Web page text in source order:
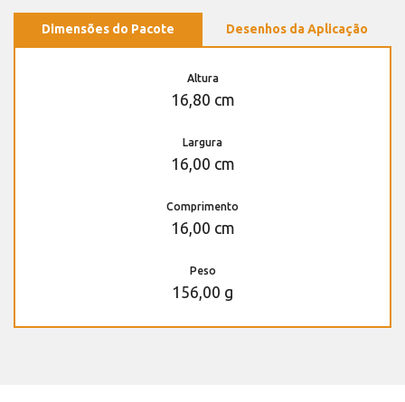
Dimensões do Pacote Desenhos da Aplicação
Altura
16,80 cm
Largura
16,00 cm
Comprimento
16,00 cm
Peso
156,00 g